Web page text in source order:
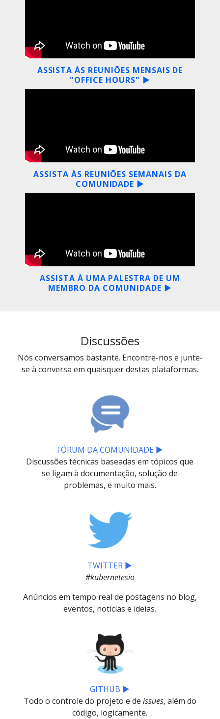
ASSISTA ÀS REUNIÕES MENSAIS DE
"OFFICE HOURS" ▶
ASSISTA ÀS REUNIÕES SEMANAIS DA
COMUNIDADE ▶
ASSISTA À UMA PALESTRA DE UM
MEMBRO DA COMUNIDADE ▶
Discussões
Nós conversamos bastante. Encontre-nos e junte-
se à conversa em quaisquer destas plataformas.
FÓRUM DA COMUNIDADE ▶
Discussões técnicas baseadas em tópicos que
se ligam à documentação, solução de
problemas, e muito mais.
TWITTER ▶
#kubernetesio
Anúncios em tempo real de postagens no blog,
eventos, notícias e ideias.
GITHUB ▶
Todo o controle do projeto e de issues, além do
código, logicamente.